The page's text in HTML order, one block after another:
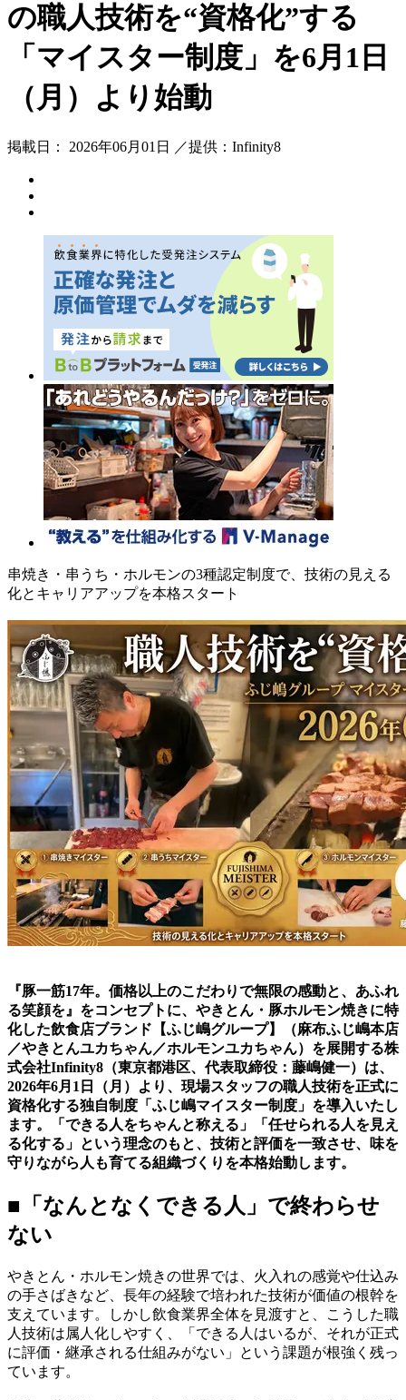
の職人技術を“資格化”する
「マイスター制度」を6月1日
（月）より始動
掲載日： 2026年06月01日 ／提供：Infinity8
串焼き・串うち・ホルモンの3種認定制度で、技術の見える
化とキャリアアップを本格スタート
『豚一筋17年。価格以上のこだわりで無限の感動と、あふれ
る笑顔を』をコンセプトに、やきとん・豚ホルモン焼きに特
化した飲食店ブランド【ふじ嶋グループ】（麻布ふじ嶋本店
／やきとんユカちゃん／ホルモンユカちゃん）を展開する株
式会社Infinity8（東京都港区、代表取締役：藤嶋健一）は、
2026年6月1日（月）より、現場スタッフの職人技術を正式に
資格化する独自制度「ふじ嶋マイスター制度」を導入いたし
ます。「できる人をちゃんと称える」「任せられる人を見え
る化する」という理念のもと、技術と評価を一致させ、味を
守りながら人も育てる組織づくりを本格始動します。
■「なんとなくできる人」で終わらせ
ない
やきとん・ホルモン焼きの世界では、火入れの感覚や仕込み
の手さばきなど、長年の経験で培われた技術が価値の根幹を
支えています。しかし飲食業界全体を見渡すと、こうした職
人技術は属人化しやすく、「できる人はいるが、それが正式
に評価・継承される仕組みがない」という課題が根強く残っ
ています。